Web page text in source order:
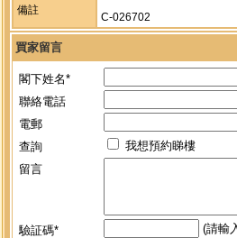
備註
C-026702
買家留言
閣下姓名*
聯絡電話
電郵
查詢
我想預約睇樓
留言
驗証碼* (請輸